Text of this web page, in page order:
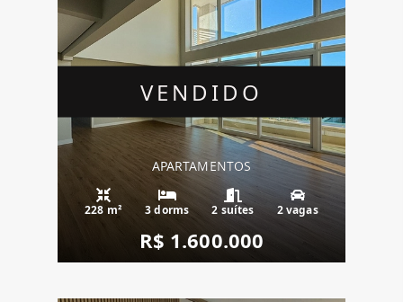
VENDIDO
APARTAMENTOS
228 m² 3 dorms 2 suítes 2 vagas
R$ 1.600.000